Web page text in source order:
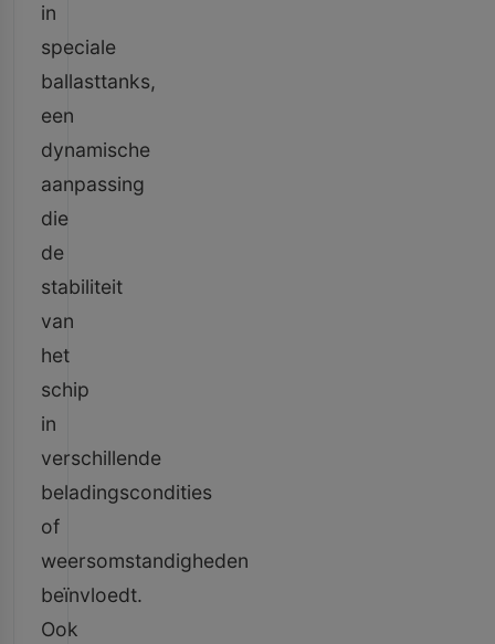
in
speciale
ballasttanks,
een
dynamische
aanpassing
die
de
stabiliteit
van
het
schip
in
verschillende
beladingscondities
of
weersomstandigheden
beïnvloedt.
Ook